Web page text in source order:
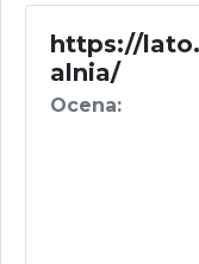
https://
alnia/
Ocena: